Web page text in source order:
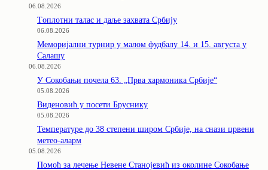
06.08.2026
Tоплотни талас и даље захвата Србију
06.08.2026
Меморијални турнир у малом фудбалу 14. и 15. августа у
Салашу
06.08.2026
У Сокобањи почела 63. „Прва хармоника Србије“
05.08.2026
Виденовић у посети Бруснику
05.08.2026
Температуре до 38 степени широм Србије, на снази црвени
метео-аларм
05.08.2026
Помоћ за лечење Невене Станојевић из околине Сокобање